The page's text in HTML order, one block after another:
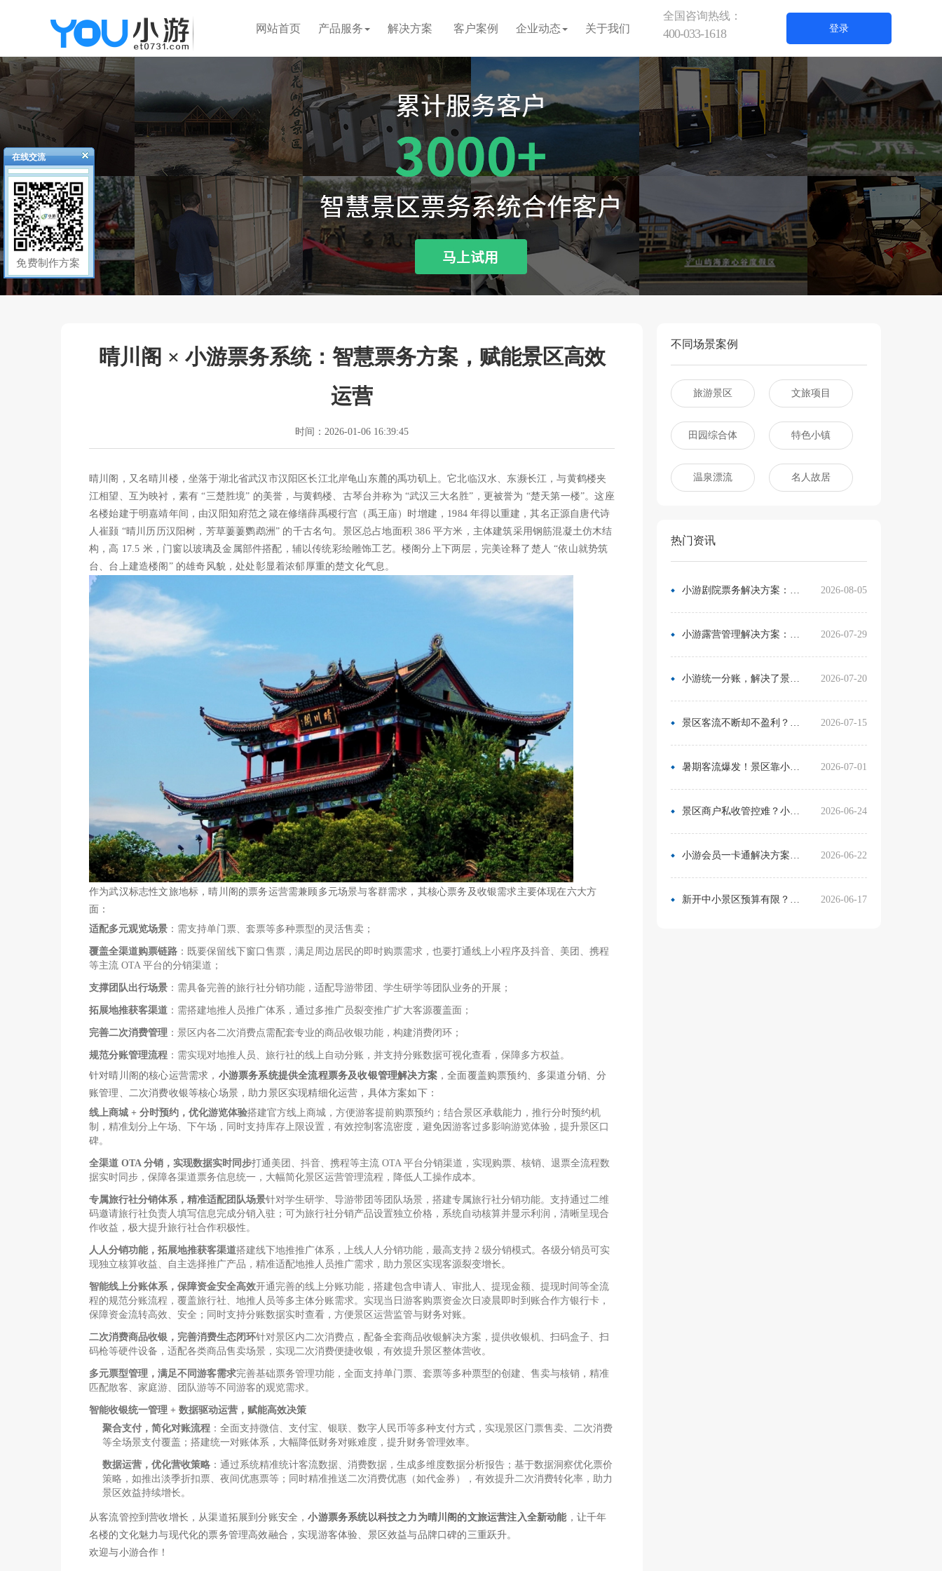
网站首页 产品服务 解决方案 客户案例 企业动态 关于我们
全国咨询热线：
400-033-1618 登录
晴川阁 × 小游票务系统：智慧票务方案，赋能景区高效
运营
时间：2026-01-06 16:39:45
晴川阁，又名晴川楼，坐落于湖北省武汉市汉阳区长江北岸龟山东麓的禹功矶上。它北临汉水、东濒长江，与黄鹤楼夹
江相望、互为映衬，素有 “三楚胜境” 的美誉，与黄鹤楼、古琴台并称为 “武汉三大名胜”，更被誉为 “楚天第一楼”。这座
名楼始建于明嘉靖年间，由汉阳知府范之箴在修缮薛禹稷行宫（禹王庙）时增建，1984 年得以重建，其名正源自唐代诗
人崔颢 “晴川历历汉阳树，芳草萋萋鹦鹉洲” 的千古名句。景区总占地面积 386 平方米，主体建筑采用钢筋混凝土仿木结
构，高 17.5 米，门窗以玻璃及金属部件搭配，辅以传统彩绘雕饰工艺。楼阁分上下两层，完美诠释了楚人 “依山就势筑
台、台上建造楼阁” 的雄奇风貌，处处彰显着浓郁厚重的楚文化气息。
作为武汉标志性文旅地标，晴川阁的票务运营需兼顾多元场景与客群需求，其核心票务及收银需求主要体现在六大方
面：
适配多元观览场景 ：需支持单门票、套票等多种票型的灵活售卖；
覆盖全渠道购票链路 ：既要保留线下窗口售票，满足周边居民的即时购票需求，也要打通线上小程序及抖音、美团、携程
等主流 OTA 平台的分销渠道；
支撑团队出行场景 ：需具备完善的旅行社分销功能，适配导游带团、学生研学等团队业务的开展；
拓展地推获客渠道 ：需搭建地推人员推广体系，通过多推广员裂变推广扩大客源覆盖面；
完善二次消费管理 ：景区内各二次消费点需配套专业的商品收银功能，构建消费闭环；
规范分账管理流程 ：需实现对地推人员、旅行社的线上自动分账，并支持分账数据可视化查看，保障多方权益。
针对晴川阁的核心运营需求， 小游票务系统提供全流程票务及收银管理解决方案 ，全面覆盖购票预约、多渠道分销、分
账管理、二次消费收银等核心场景，助力景区实现精细化运营，具体方案如下：
线上商城 + 分时预约，优化游览体验搭建官方线上商城，方便游客提前购票预约；结合景区承载能力，推行分时预约机
制，精准划分上午场、下午场，同时支持库存上限设置，有效控制客流密度，避免因游客过多影响游览体验，提升景区口
碑。
全渠道 OTA 分销，实现数据实时同步打通美团、抖音、携程等主流 OTA 平台分销渠道，实现购票、核销、退票全流程数
据实时同步，保障各渠道票务信息统一，大幅简化景区运营管理流程，降低人工操作成本。
专属旅行社分销体系，精准适配团队场景针对学生研学、导游带团等团队场景，搭建专属旅行社分销功能。支持通过二维
码邀请旅行社负责人填写信息完成分销入驻；可为旅行社分销产品设置独立价格，系统自动核算并显示利润，清晰呈现合
作收益，极大提升旅行社合作积极性。
人人分销功能，拓展地推获客渠道搭建线下地推推广体系，上线人人分销功能，最高支持 2 级分销模式。各级分销员可实
现独立核算收益、自主选择推广产品，精准适配地推人员推广需求，助力景区实现客源裂变增长。
智能线上分账体系，保障资金安全高效开通完善的线上分账功能，搭建包含申请人、审批人、提现金额、提现时间等全流
程的规范分账流程，覆盖旅行社、地推人员等多主体分账需求。实现当日游客购票资金次日凌晨即时到账合作方银行卡，
保障资金流转高效、安全；同时支持分账数据实时查看，方便景区运营监管与财务对账。
二次消费商品收银，完善消费生态闭环针对景区内二次消费点，配备全套商品收银解决方案，提供收银机、扫码盒子、扫
码枪等硬件设备，适配各类商品售卖场景，实现二次消费便捷收银，有效提升景区整体营收。
多元票型管理，满足不同游客需求完善基础票务管理功能，全面支持单门票、套票等多种票型的创建、售卖与核销，精准
匹配散客、家庭游、团队游等不同游客的观览需求。
智能收银统一管理 + 数据驱动运营，赋能高效决策
聚合支付，简化对账流程：全面支持微信、支付宝、银联、数字人民币等多种支付方式，实现景区门票售卖、二次消费
等全场景支付覆盖；搭建统一对账体系，大幅降低财务对账难度，提升财务管理效率。
数据运营，优化营收策略：通过系统精准统计客流数据、消费数据，生成多维度数据分析报告；基于数据洞察优化票价
策略，如推出淡季折扣票、夜间优惠票等；同时精准推送二次消费优惠（如代金券），有效提升二次消费转化率，助力
景区效益持续增长。
从客流管控到营收增长，从渠道拓展到分账安全，小游票务系统以科技之力为晴川阁的文旅运营注入全新动能，让千年
名楼的文化魅力与现代化的票务管理高效融合，实现游客体验、景区效益与品牌口碑的三重跃升。
欢迎与小游合作！
不同场景案例
旅游景区 文旅项目
田园综合体 特色小镇
温泉漂流 名人故居
热门资讯
小游剧院票务解决方案：让观众像买电影票一样选座 2026-08-05
小游露营管理解决方案：无需再用Excel管营位 2026-07-29
小游统一分账，解决了景区在多渠道合作中的资金管理难题 2026-07-20
景区客流不断却不盈利？靠一卡通盘活二消，真实案例营收翻倍 2026-07-15
暑期客流爆发！景区靠小游票务系统，轻松拿捏旺季流量与口碑 2026-07-01
景区商户私收管控难？小游票务系统统一收银方案，从根源杜绝私自收款 2026-06-24
小游会员一卡通解决方案：消费游玩更省心！ 2026-06-22
新开中小景区预算有限？分 3 阶段搭建售检票系统，小游票务轻量化方案直接落地 2026-06-17
在线交流
免费制作方案